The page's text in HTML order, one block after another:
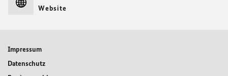
Website
Impressum
Datenschutz